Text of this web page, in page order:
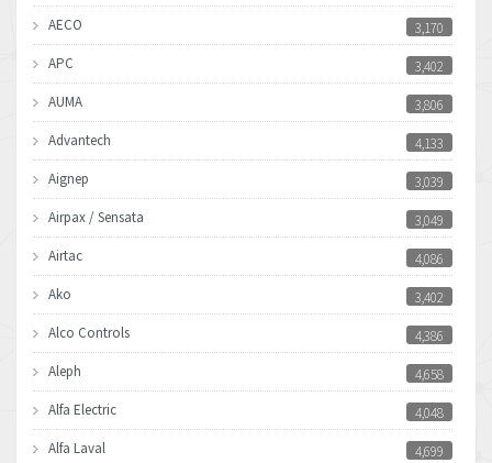
AECO
3,170
APC
3,402
AUMA
3,806
Advantech
4,133
Aignep
3,039
Airpax / Sensata
3,049
Airtac
4,086
Ako
3,402
Alco Controls
4,386
Aleph
4,658
Alfa Electric
4,048
Alfa Laval
4,699